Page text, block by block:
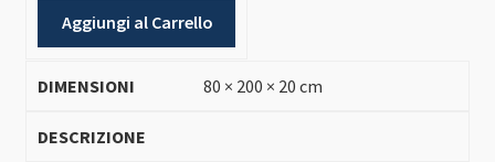
Aggiungi al Carrello
80 × 200 × 20 cm